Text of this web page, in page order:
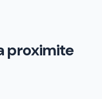
proximite